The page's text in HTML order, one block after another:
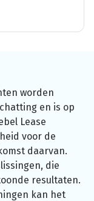
worden
en is op
Lease
voor de
daarvan.
die
resultaten.
kan het